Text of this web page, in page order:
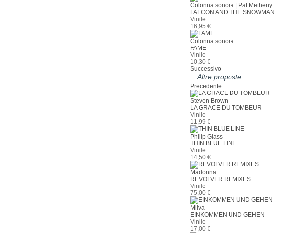
Colonna sonora
Pat Metheny
FALCON AND THE SNOWMAN
Vinile
16,95 €
Colonna sonora
FAME
Vinile
10,30 €
Successivo
Altre proposte
Precedente
Steven Brown
LA GRACE DU TOMBEUR
Vinile
11,99 €
Philip Glass
THIN BLUE LINE
Vinile
14,50 €
Madonna
REVOLVER REMIXES
Vinile
75,00 €
Milva
EINKOMMEN UND GEHEN
Vinile
17,00 €